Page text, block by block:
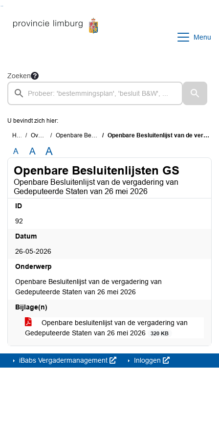
Menu
Zoeken
U bevindt zich hier:
Home Overzichten Openbare Besluitenlijsten GS Openbare Besluitenlijst van de vergadering van Gedeputeerde Staten van 26 mei 2026
A A A
Openbare Besluitenlijsten GS
Openbare Besluitenlijst van de vergadering van
Gedeputeerde Staten van 26 mei 2026
ID
92
Datum
26-05-2026
Onderwerp
Openbare Besluitenlijst van de vergadering van
Gedeputeerde Staten van 26 mei 2026
Bijlage(n)
Openbare besluitenlijst van de vergadering van
Gedeputeerde Staten van 26 mei 2026
320 KB
iBabs Vergadermanagement Inloggen